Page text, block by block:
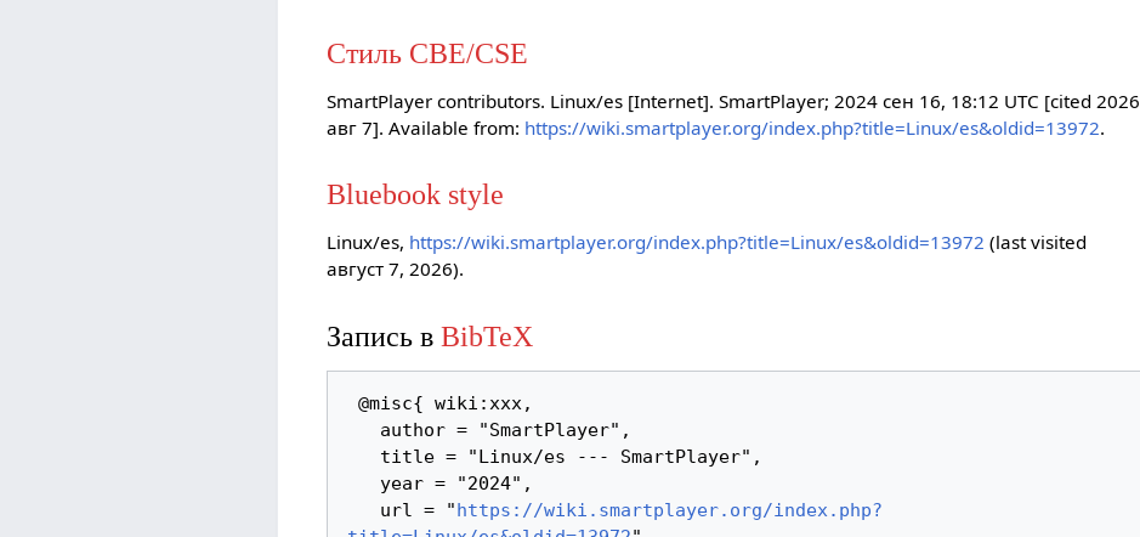
Стиль CBE/CSE
SmartPlayer contributors. Linux/es [Internet]. SmartPlayer; 2024 сен 16, 18:12 UTC [cited 2026
авг 7]. Available from: https://wiki.smartplayer.org/index.php?title=Linux/es&oldid=13972.
Bluebook style
Linux/es, https://wiki.smartplayer.org/index.php?title=Linux/es&oldid=13972 (last visited
август 7, 2026).
Запись вBibTeX
   url = "
https://wiki.smartplayer.org/index.php?